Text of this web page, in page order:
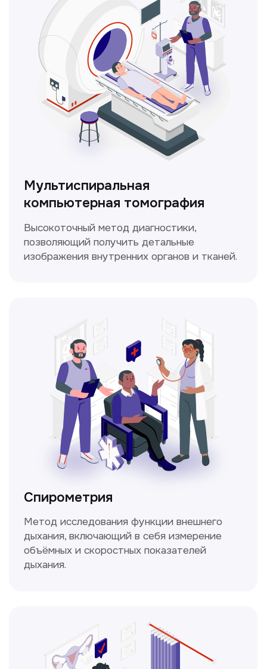
уха, горла и носа с использованием
современных методик.
ЛОР-врач
Прайс-лист
Не нашли нужную
Заполните форму, и мы всё
Получить консультацию